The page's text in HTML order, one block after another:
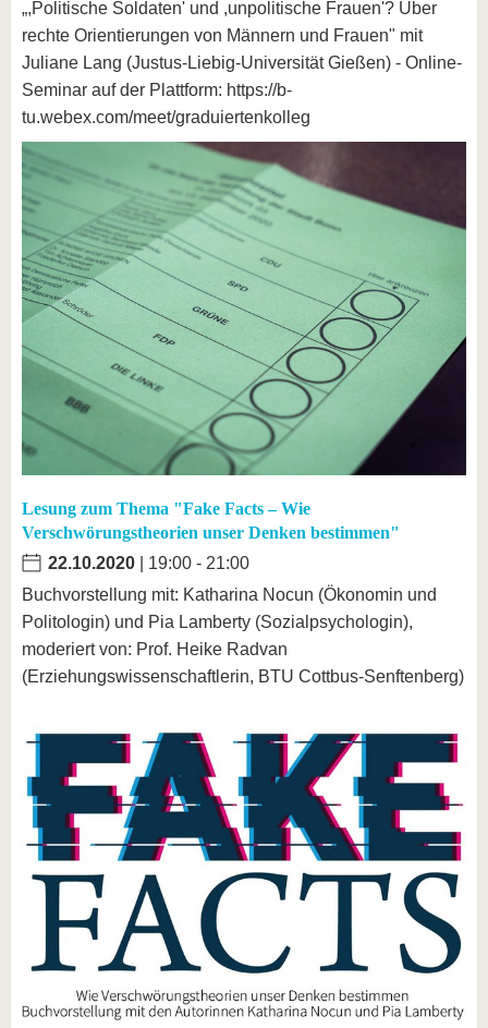
„,Politische Soldaten' und ,unpolitische Frauen'? Über
rechte Orientierungen von Männern und Frauen" mit
Juliane Lang (Justus-Liebig-Universität Gießen) - Online-
Seminar auf der Plattform: https://b-
tu.webex.com/meet/graduiertenkolleg
Lesung zum Thema "Fake Facts – Wie
Verschwörungstheorien unser Denken bestimmen"
22.10.2020 | 19:00 - 21:00
Buchvorstellung mit: Katharina Nocun (Ökonomin und
Politologin) und Pia Lamberty (Sozialpsychologin),
moderiert von: Prof. Heike Radvan
(Erziehungswissenschaftlerin, BTU Cottbus-Senftenberg)